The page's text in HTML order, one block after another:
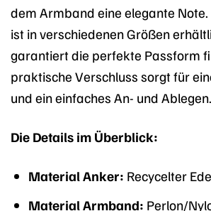
dem Armband eine elegante
ist in verschiedenen Größen
garantiert die perfekte Passform
praktische Verschluss sorgt für
und ein einfaches An- und Ablegen.
Die Details im Überblick:
Material Anker: Recycelter
Material Armband: Perlon/